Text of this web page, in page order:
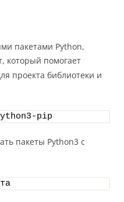
пакетами Python,
который помогает
проекта библиотеки и
pip
пакеты Python3 с